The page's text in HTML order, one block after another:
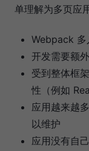
单理解为多页应
Webpack 多
开发需要额
受到整体框
性（例如
应用越来越
以维护
应用没有自